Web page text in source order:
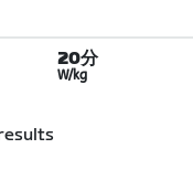
20分
W/kg